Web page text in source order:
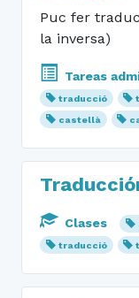
Puc fer
la inversa)
Tareas
traducció
castellà
Clases
traducció